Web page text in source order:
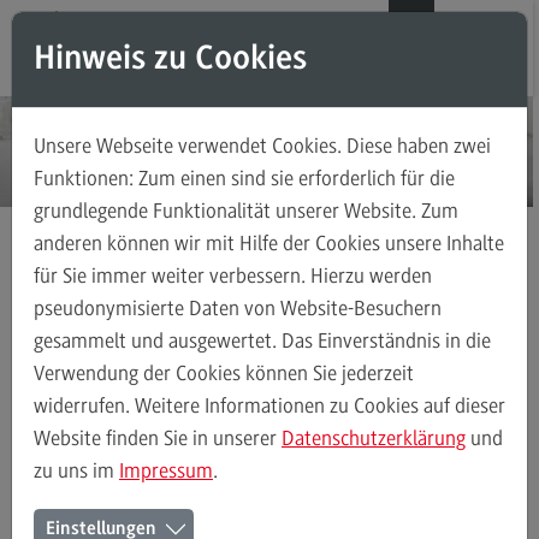
Direkt zum Inhalt
Direkt zum Hauptmenu
Direkt zum Footer
Modul-O-Mat
Masterstudiengänge
Accounting, Controlling, Taxation
Accounting, Controlling, Taxation
Modulangebot
Berufsperspektiven
Kontakt
Advanced Practice in Healthcare
Advanced Practice in Healthcare
Rahmenbedingungen
Masterstudiengänge Finance Kontakt
Finance Modulangebot Berufsperspektiven Kontakt
Ihr Kontakt zum Master
Hinweis zu Cookies
Unsere Webseite verwendet Cookies. Diese haben zwei
Funktionen: Zum einen sind sie erforderlich für die
grundlegende Funktionalität unserer Website. Zum
anderen können wir mit Hilfe der Cookies unsere Inhalte
für Sie immer weiter verbessern. Hierzu werden
pseudonymisierte Daten von Website-Besuchern
gesammelt und ausgewertet. Das Einverständnis in die
Verwendung der Cookies können Sie jederzeit
widerrufen. Weitere Informationen zu Cookies auf dieser
Website finden Sie in unserer Datenschutzerklärung und
zu uns im Impressum.
Einstellungen